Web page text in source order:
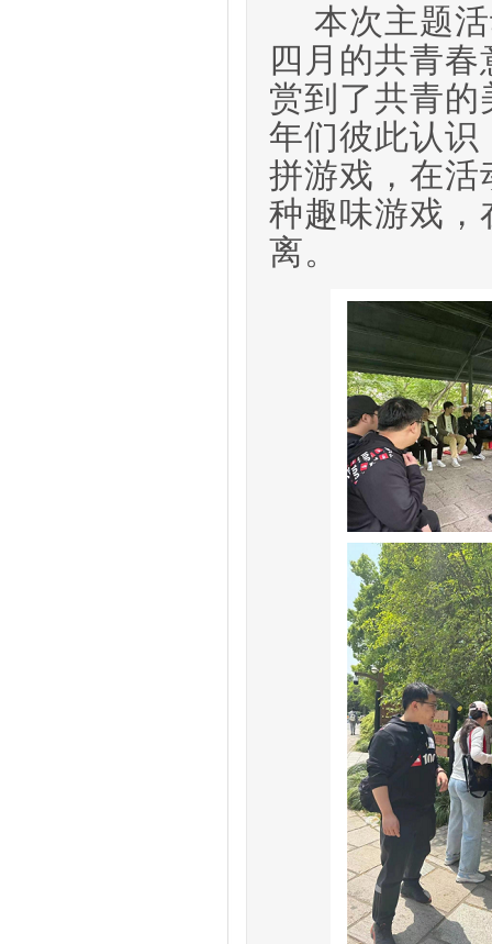
本次主题
四月的共青
赏到了共青
年们彼此认识
拼游戏 ， 在活
种趣味游戏 ，
离。